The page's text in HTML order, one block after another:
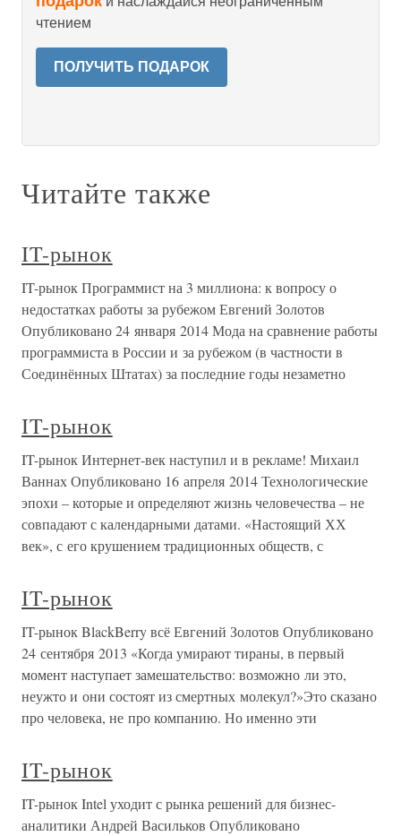
чтением
ПОЛУЧИТЬ ПОДАРОК
Читайте также
IT-рынок
IT-рынок Программист на 3 миллиона: к вопросу о
недостатках работы за рубежом Евгений Золотов
Опубликовано 24 января 2014 Мода на сравнение работы
программиста в России и за рубежом (в частности в
Соединённых Штатах) за последние годы незаметно
IT-рынок
IT-рынок Интернет-век наступил и в рекламе! Михаил
Ваннах Опубликовано 16 апреля 2014 Технологические
эпохи – которые и определяют жизнь человечества – не
совпадают с календарными датами. «Настоящий ХХ
век», с его крушением традиционных обществ, с
IT-рынок
IT-рынок BlackBerry всё Евгений Золотов Опубликовано
24 сентября 2013 «Когда умирают тираны, в первый
момент наступает замешательство: возможно ли это,
неужто и они состоят из смертных молекул?»Это сказано
про человека, не про компанию. Но именно эти
IT-рынок
IT-рынок Intel уходит с рынка решений для бизнес-
аналитики Андрей Васильков Опубликовано